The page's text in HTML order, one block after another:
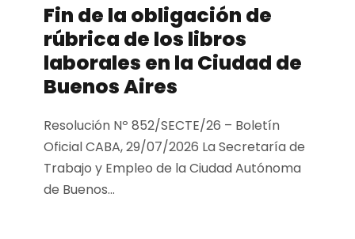
Fin de la obligación de
rúbrica de los libros
laborales en la Ciudad de
Buenos Aires
Resolución Nº 852/SECTE/26 – Boletín
Oficial CABA, 29/07/2026 La Secretaría de
Trabajo y Empleo de la Ciudad Autónoma
de Buenos...